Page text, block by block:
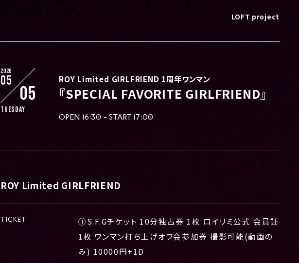
LOFT project
2026
05
05
Tuesday
ROY Limited GIRLFRIEND 1周年ワンマン
『SPECIAL FAVORITE GIRLFRIEND』
OPEN 16:30 - START 17:00
ROY Limited GIRLFRIEND
TICKET
①S.F.Gチケット 10分独占券 1枚 ロイリミ公式 会員証
1枚 ワンマン打ち上げオフ会参加券 撮影可能(動画の
み) 10000円+1D